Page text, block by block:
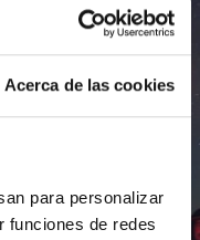
Acerca de las cookies
para personalizar
funciones de redes